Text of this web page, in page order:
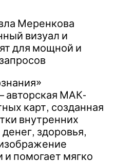
Меренкова
визуал и
для мощной и
авторская МАК-
карт, созданная
внутренних
здоровья,
и помогает мягко